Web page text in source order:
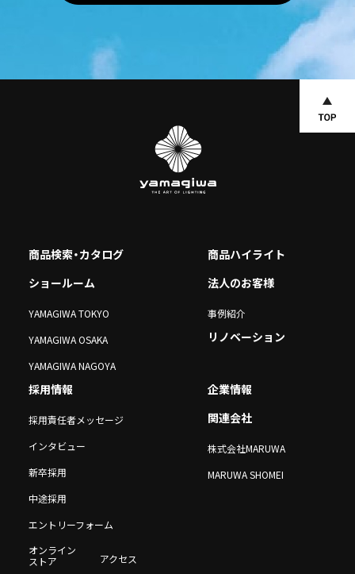
商品検索・カタログ
商品ハイライト
ショールーム
YAMAGIWA TOKYO
YAMAGIWA OSAKA
YAMAGIWA NAGOYA
法人のお客様
事例紹介
リノベーション
採用情報
採用責任者メッセージ
インタビュー
新卒採用
中途採用
エントリーフォーム
企業情報
関連会社
株式会社MARUWA
MARUWA SHOMEI
オンライン
ストア
アクセス